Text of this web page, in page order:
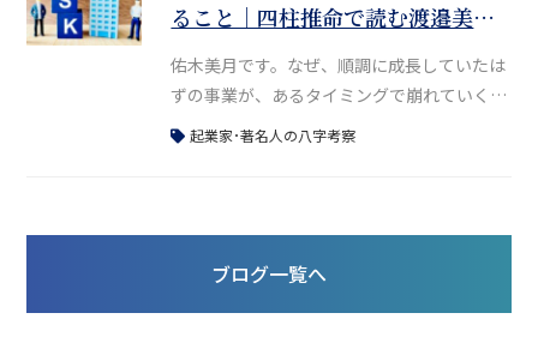
をYouTubeでも配信しています。そちらもあ
わせて参考にしてくださいね。メンタ
ること｜四柱推命で読む渡邉美樹
の命運
佑木美月です。なぜ、順調に成長していたは
ずの事業が、あるタイミングで崩れていくの
でしょうか。多くの人は「経営判断のミス」
いる“構造”について、命理学の視点から読み
起業家･著名人の八字考察
ブログ一覧へ